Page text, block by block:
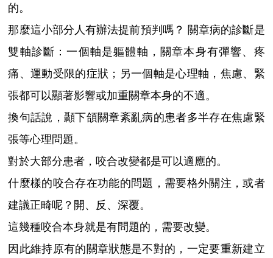
的。
那麼這小部分人有辦法提前預判嗎？ 關章病的診斷是
雙軸診斷：一個軸是軀體軸，關章本身有彈響、疼
痛、運動受限的症狀；另一個軸是心理軸，焦慮、緊
張都可以顯著影響或加重關章本身的不適。
換句話說，顳下頜關章紊亂病的患者多半存在焦慮緊
張等心理問題。
對於大部分患者，咬合改變都是可以適應的。
什麼樣的咬合存在功能的問題，需要格外關注，或者
建議正畸呢？開、反、深覆。
這幾種咬合本身就是有問題的，需要改變。
因此維持原有的關章狀態是不對的，一定要重新建立